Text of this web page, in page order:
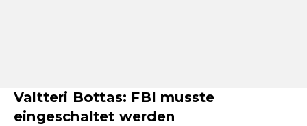
Valtteri Bottas: FBI musste
eingeschaltet werden